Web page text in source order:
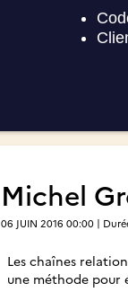
Michel
06 JUIN 2016 00:00 |
Les chaînes
une méthode pour